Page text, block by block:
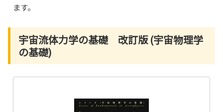
ます。
宇宙流体力学の基礎 改訂版 (宇宙物理学
の基礎)